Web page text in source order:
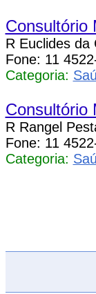
Consultório
R Euclides da
Fone: 11
Categoria:
Consultório
R Rangel
Fone: 11
Categoria: